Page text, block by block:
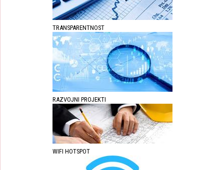
TRANSPARENTNOST
RAZVOJNI PROJEKTI
WIFI HOTSPOT